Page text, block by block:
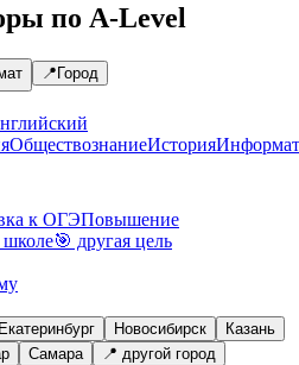
по A-Level
📍Город
ОбществознаниеИстория
к ОГЭПовышение
школе🎯 другая цель
Екатеринбург Новосибирск
Казань
Самара 📍 другой город